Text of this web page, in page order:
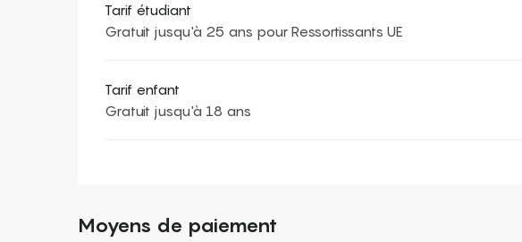
Tarif étudiant
Gratuit jusqu'à 25 ans pour Ressortissants UE
Tarif enfant
Gratuit jusqu'à 18 ans
Moyens de paiement